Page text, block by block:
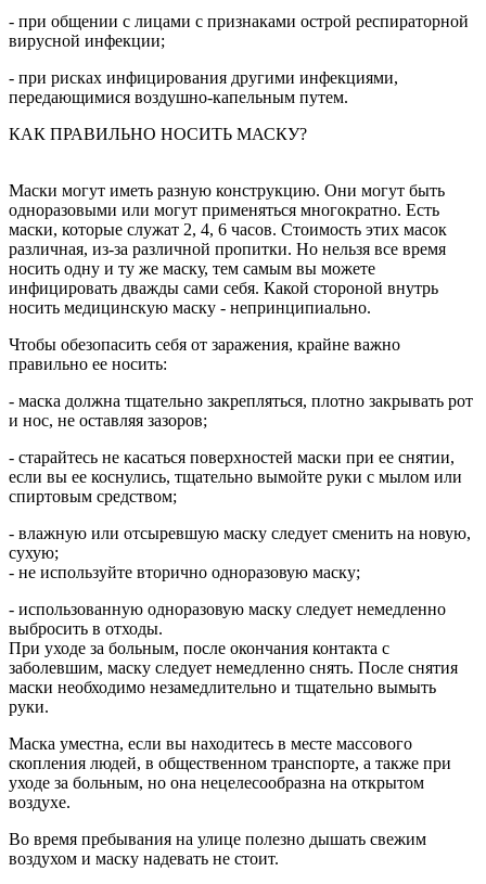
- при общении с лицами с признаками острой респираторной
вирусной инфекции;
- при рисках инфицирования другими инфекциями,
передающимися воздушно-капельным путем.
КАК ПРАВИЛЬНО НОСИТЬ МАСКУ?
Маски могут иметь разную конструкцию. Они могут быть
одноразовыми или могут применяться многократно. Есть
маски, которые служат 2, 4, 6 часов. Стоимость этих масок
различная, из-за различной пропитки. Но нельзя все время
носить одну и ту же маску, тем самым вы можете
инфицировать дважды сами себя. Какой стороной внутрь
носить медицинскую маску - непринципиально.
Чтобы обезопасить себя от заражения, крайне важно
правильно ее носить:
- маска должна тщательно закрепляться, плотно закрывать рот
и нос, не оставляя зазоров;
- старайтесь не касаться поверхностей маски при ее снятии,
если вы ее коснулись, тщательно вымойте руки с мылом или
спиртовым средством;
- влажную или отсыревшую маску следует сменить на новую,
сухую;
- не используйте вторично одноразовую маску;
- использованную одноразовую маску следует немедленно
выбросить в отходы.
При уходе за больным, после окончания контакта с
заболевшим, маску следует немедленно снять. После снятия
маски необходимо незамедлительно и тщательно вымыть
руки.
Маска уместна, если вы находитесь в месте массового
скопления людей, в общественном транспорте, а также при
уходе за больным, но она нецелесообразна на открытом
воздухе.
Во время пребывания на улице полезно дышать свежим
воздухом и маску надевать не стоит.